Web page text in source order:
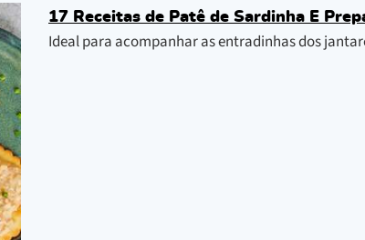
17 Receitas de Patê de Sardinha E
Ideal para acompanhar as entradinhas dos